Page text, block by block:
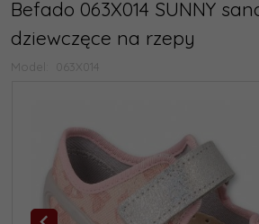
Befado 063X014 SUNNY
dziewczęce na rzepy
Model: 063X014